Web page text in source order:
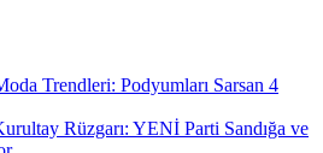
Trendleri: Podyumları Sarsan 4
Rüzgarı: YENİ Parti Sandığa ve